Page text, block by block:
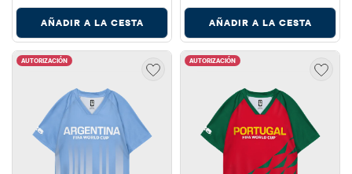
AÑADIR A LA CESTA AÑADIR A LA CESTA
AUTORIZACIÓN AUTORIZACIÓN